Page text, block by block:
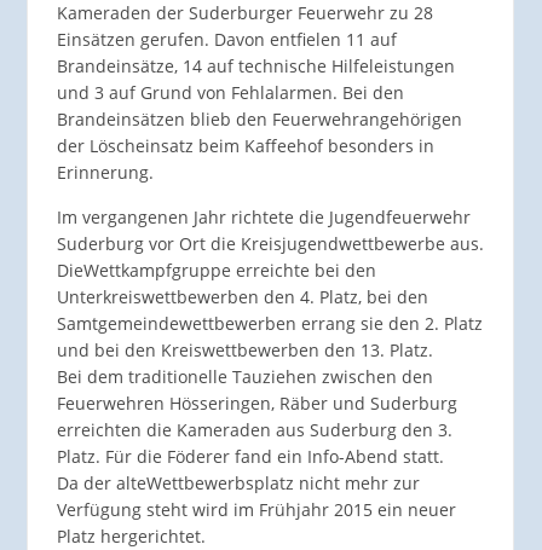
Kameraden der Suderburger Feuerwehr zu 28
Einsätzen gerufen. Davon entfielen 11 auf
Brandeinsätze, 14 auf technische Hilfeleistungen
und 3 auf Grund von Fehlalarmen. Bei den
Brandeinsätzen blieb den Feuerwehrangehörigen
der Löscheinsatz beim Kaffeehof besonders in
Erinnerung.
Im vergangenen Jahr richtete die Jugendfeuerwehr
Suderburg vor Ort die Kreisjugendwettbewerbe aus.
DieWettkampfgruppe erreichte bei den
Unterkreiswettbewerben den 4. Platz, bei den
Samtgemeindewettbewerben errang sie den 2. Platz
und bei den Kreiswettbewerben den 13. Platz.
Bei dem traditionelle Tauziehen zwischen den
Feuerwehren Hösseringen, Räber und Suderburg
erreichten die Kameraden aus Suderburg den 3.
Platz. Für die Föderer fand ein Info-Abend statt.
Da der alteWettbewerbsplatz nicht mehr zur
Verfügung steht wird im Frühjahr 2015 ein neuer
Platz hergerichtet.